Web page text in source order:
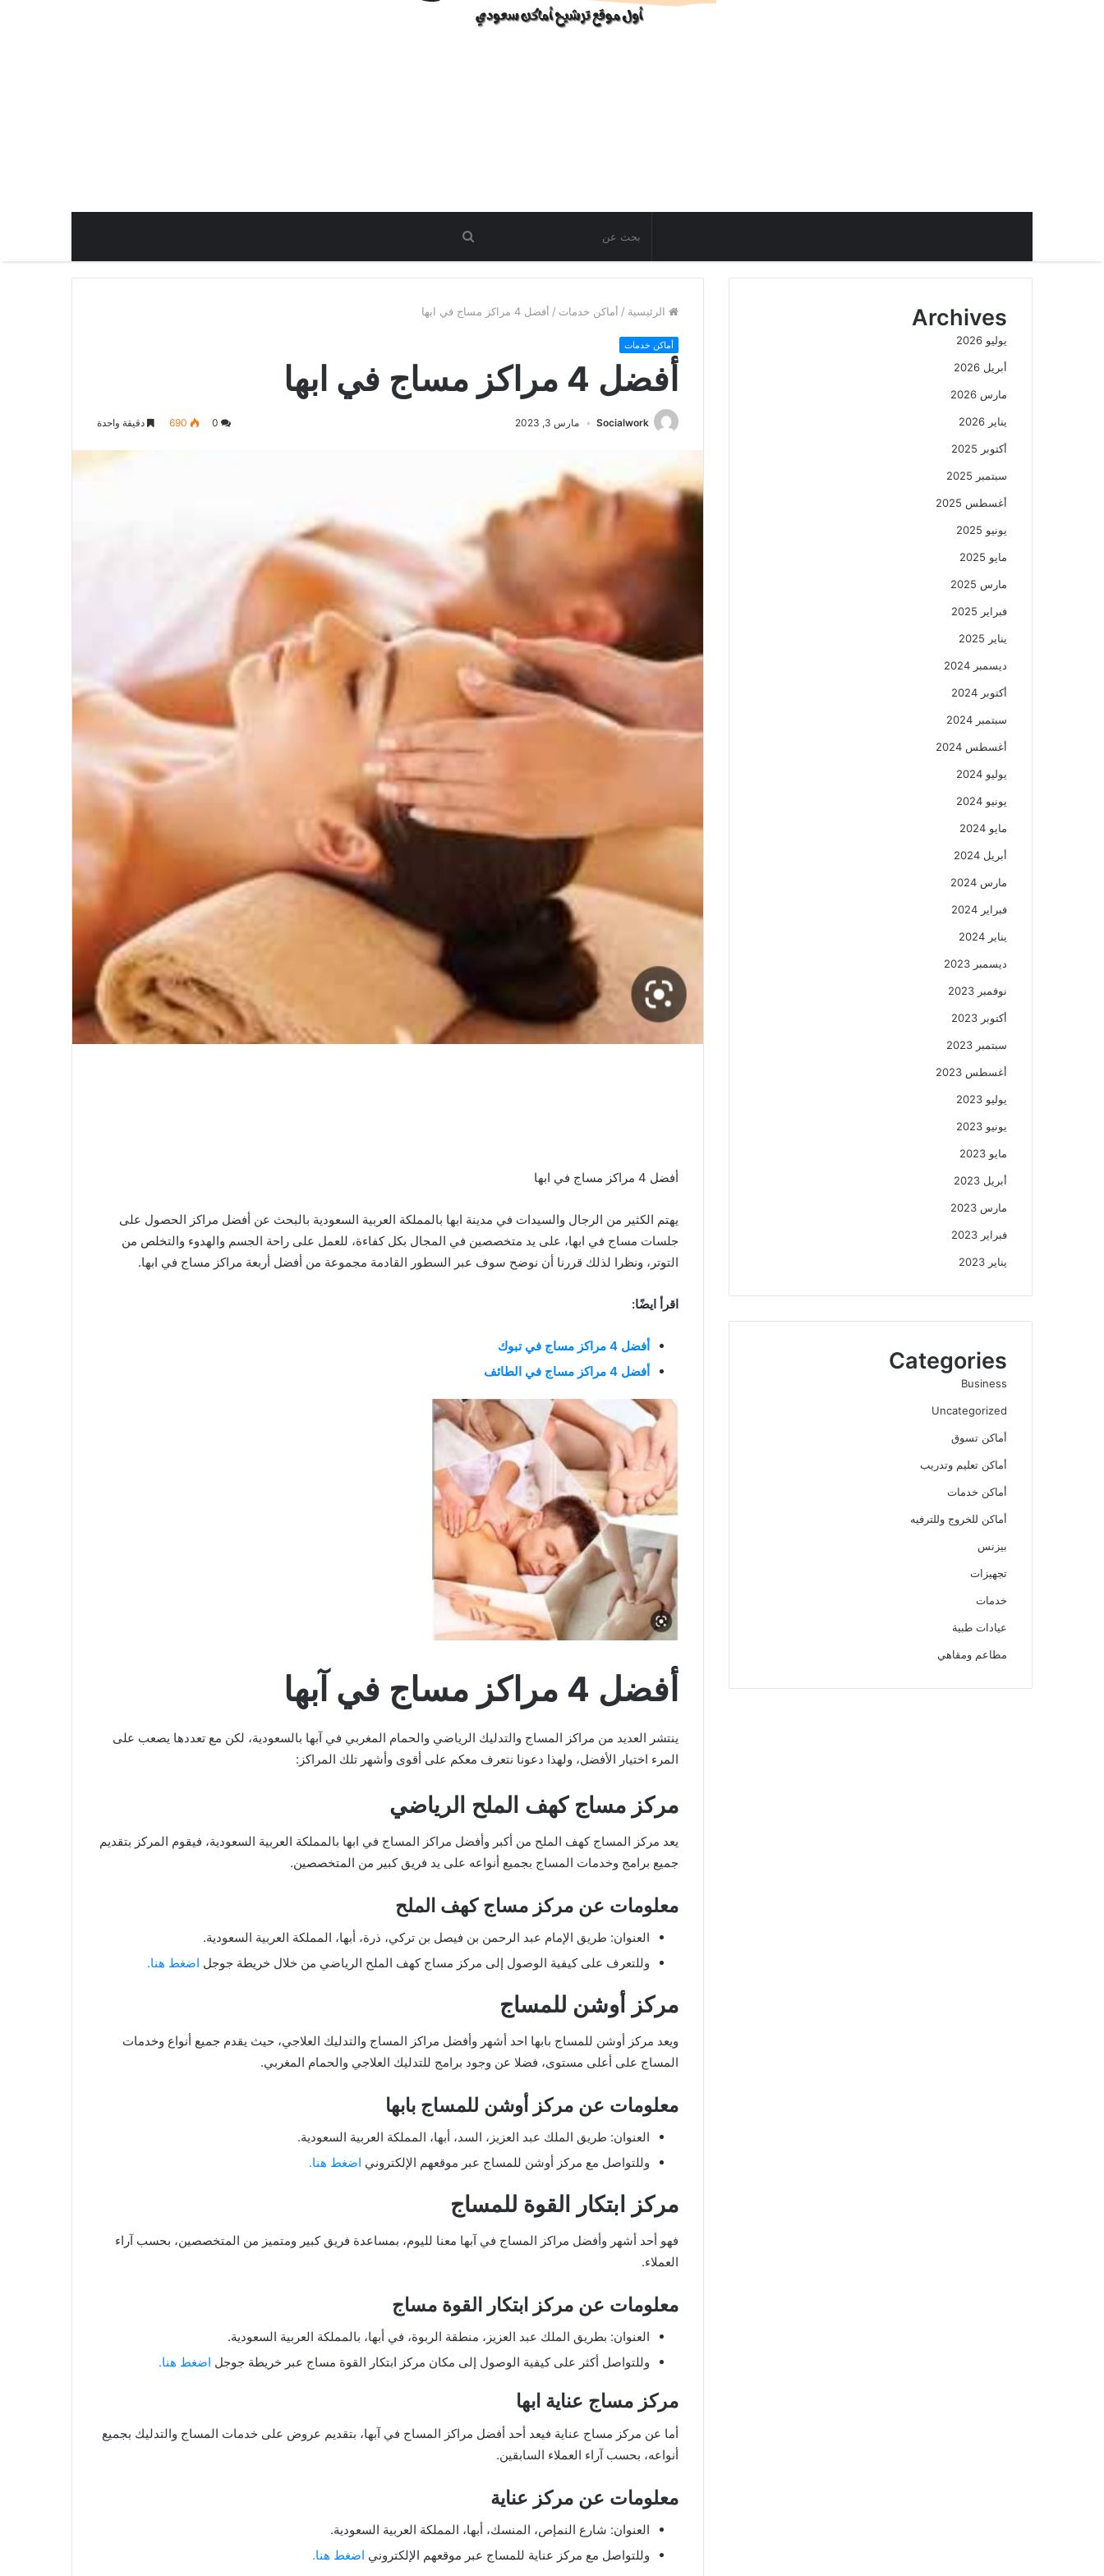
الرئيسية / أماكن خدمات / أفضل 4 مراكز مساج في ابها
أماكن خدمات
أفضل 4 مراكز مساج في ابها
Socialwork مارس 3, 2023 690 دقيقة واحدة
أفضل 4 مراكز مساج في ابها
يهتم الكثير من الرجال والسيدات في مدينة ابها بالمملكة العربية السعودية بالبحث عن أفضل مراكز الحصول على
جلسات مساج في ابها، على يد متخصصين في المجال بكل كفاءة، للعمل على راحة الجسم والهدوء والتخلص من
التوتر، ونظرا لذلك قررنا أن نوضح سوف عبر السطور القادمة مجموعة من أفضل أربعة مراكز مساج في ابها.
اقرأ ايضًا:
أفضل 4 مراكز مساج في تبوك
أفضل 4 مراكز مساج في الطائف
أفضل 4 مراكز مساج في آبها
ينتشر العديد من مراكز المساج والتدليك الرياضي والحمام المغربي في آبها بالسعودية، لكن مع تعددها يصعب على
المرء اختيار الأفضل، ولهذا دعونا نتعرف معكم على أقوى وأشهر تلك المراكز:
مركز مساج كهف الملح الرياضي
يعد مركز المساج كهف الملح من أكبر وأفضل مراكز المساج في ابها بالمملكة العربية السعودية، فيقوم المركز بتقديم
جميع برامج وخدمات المساج بجميع أنواعه على يد فريق كبير من المتخصصين.
معلومات عن مركز مساج كهف الملح
العنوان: طريق الإمام عبد الرحمن بن فيصل بن تركي، ذرة، أبها، المملكة العربية السعودية.
وللتعرف على كيفية الوصول إلى مركز مساج كهف الملح الرياضي من خلال خريطة جوجل اضغط هنا.
مركز أوشن للمساج
ويعد مركز أوشن للمساج بابها احد أشهر وأفضل مراكز المساج والتدليك العلاجي، حيث يقدم جميع أنواع وخدمات
المساج على أعلى مستوى، فضلا عن وجود برامج للتدليك العلاجي والحمام المغربي.
معلومات عن مركز أوشن للمساج بابها
العنوان: طريق الملك عبد العزيز، السد، أبها، المملكة العربية السعودية.
وللتواصل مع مركز أوشن للمساج عبر موقعهم الإلكتروني اضغط هنا.
مركز ابتكار القوة للمساج
فهو أحد أشهر وأفضل مراكز المساج في آبها معنا لليوم، بمساعدة فريق كبير ومتميز من المتخصصين، بحسب آراء
العملاء.
معلومات عن مركز ابتكار القوة مساج
العنوان: بطريق الملك عبد العزيز، منطقة الربوة، في أبها، بالمملكة العربية السعودية.
وللتواصل أكثر على كيفية الوصول إلى مكان مركز ابتكار القوة مساج عبر خريطة جوجل اضغط هنا.
مركز مساج عناية ابها
أما عن مركز مساج عناية فيعد أحد أفضل مراكز المساج في آبها، بتقديم عروض على خدمات المساج والتدليك بجميع
أنواعه، بحسب آراء العملاء السابقين.
معلومات عن مركز عناية
العنوان: شارع النمإص، المنسك، أبها، المملكة العربية السعودية.
وللتواصل مع مركز عناية للمساج عبر موقعهم الإلكتروني اضغط هنا.
Archives
يوليو 2026
أبريل 2026
مارس 2026
يناير 2026
أكتوبر 2025
سبتمبر 2025
أغسطس 2025
يونيو 2025
مايو 2025
مارس 2025
فبراير 2025
يناير 2025
ديسمبر 2024
أكتوبر 2024
سبتمبر 2024
أغسطس 2024
يوليو 2024
يونيو 2024
مايو 2024
أبريل 2024
مارس 2024
فبراير 2024
يناير 2024
ديسمبر 2023
نوفمبر 2023
أكتوبر 2023
سبتمبر 2023
أغسطس 2023
يوليو 2023
يونيو 2023
مايو 2023
أبريل 2023
مارس 2023
فبراير 2023
يناير 2023
Categories
Business
Uncategorized
أماكن تسوق
أماكن تعليم وتدريب
أماكن خدمات
أماكن للخروج وللترفيه
بيزنس
تجهيزات
خدمات
عيادات طبية
مطاعم ومقاهي